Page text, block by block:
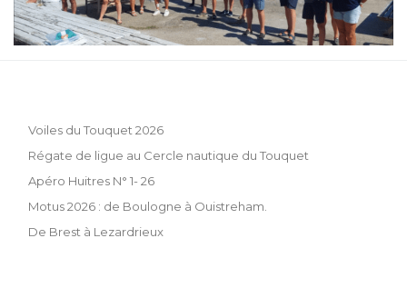
Voiles du Touquet 2026
Régate de ligue au Cercle nautique du Touquet
Apéro Huitres N° 1- 26
Motus 2026 : de Boulogne à Ouistreham.
De Brest à Lezardrieux